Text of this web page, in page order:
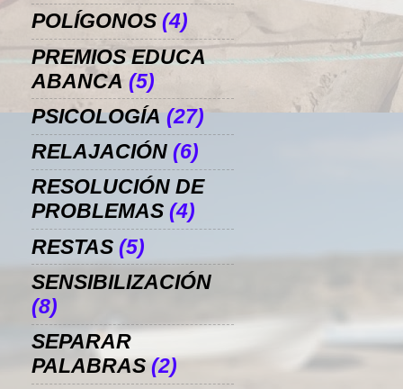
POLÍGONOS (4)
PREMIOS EDUCA
ABANCA (5)
PSICOLOGÍA (27)
RELAJACIÓN (6)
RESOLUCIÓN DE
PROBLEMAS (4)
RESTAS (5)
SENSIBILIZACIÓN
(8)
SEPARAR
PALABRAS (2)